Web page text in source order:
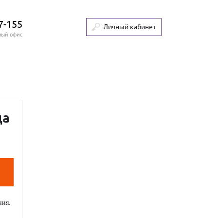
155
офис
Личный кабинет